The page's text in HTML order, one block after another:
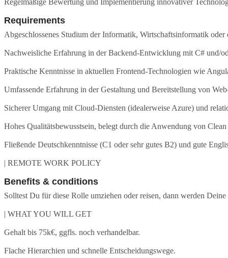
Regelmäßige Bewertung und Implementierung innovativer
Requirements
Abgeschlossenes Studium der Informatik, Wirtschaftsinformatik
Nachweisliche Erfahrung in der Backend-Entwicklung mit C# und/
Praktische Kenntnisse in aktuellen Frontend-Technologien wie
Umfassende Erfahrung in der Gestaltung und Bereitstellung von
Sicherer Umgang mit Cloud-Diensten (idealerweise Azure) und
Hohes Qualitätsbewusstsein, belegt durch die Anwendung von
Fließende Deutschkenntnisse (C1 oder sehr gutes B2) und gute
| REMOTE WORK POLICY
Benefits & conditions
Solltest Du für diese Rolle umziehen oder reisen, dann werden
| WHAT YOU WILL GET
Gehalt bis 75k€, ggfls. noch verhandelbar.
Flache Hierarchien und schnelle Entscheidungswege.